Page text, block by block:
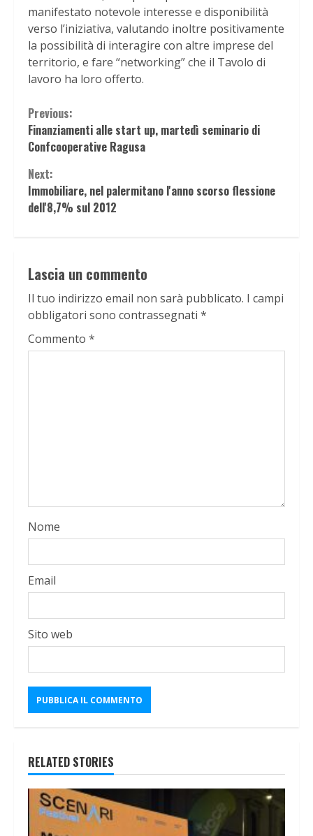
manifestato notevole interesse e disponibilità
verso l’iniziativa, valutando inoltre positivamente
la possibilità di interagire con altre imprese del
territorio, e fare “networking” che il Tavolo di
lavoro ha loro offerto.
Continue
Reading
Previous:
Finanziamenti alle start up, martedì seminario di
Confcooperative Ragusa
Next:
Immobiliare, nel palermitano l'anno scorso flessione
dell'8,7% sul 2012
Lascia un commento
Il tuo indirizzo email non sarà pubblicato. I campi
obbligatori sono contrassegnati *
Commento *
Nome
Email
Sito web
RELATED STORIES